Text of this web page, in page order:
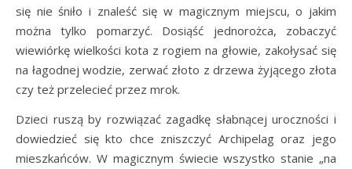
się nie śniło i znaleść się w magicznym miejscu, o jakim
można tylko pomarzyć. Dosiąść jednorożca, zobaczyć
wiewiórkę wielkości kota z rogiem na głowie, zakołysać się
na łagodnej wodzie, zerwać złoto z drzewa żyjącego złota
czy też przelecieć przez mrok.
Dzieci ruszą by rozwiązać zagadkę słabnącej uroczności i
dowiedzieć się kto chce zniszczyć Archipelag oraz jego
mieszkańców. W magicznym świecie wszystko stanie „na